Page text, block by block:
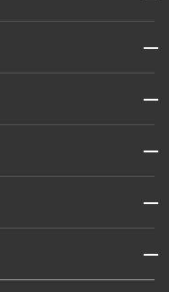
開閉
開閉
開閉
開閉
開閉